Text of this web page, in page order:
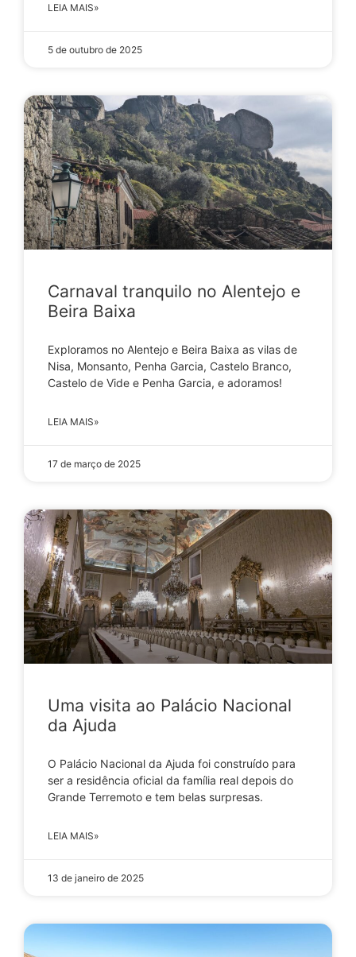
LEIA MAIS»
5 de outubro de 2025
Carnaval tranquilo no Alentejo e
Beira Baixa
Exploramos no Alentejo e Beira Baixa as vilas de
Nisa, Monsanto, Penha Garcia, Castelo Branco,
Castelo de Vide e Penha Garcia, e adoramos!
LEIA MAIS»
17 de março de 2025
Uma visita ao Palácio Nacional
da Ajuda
O Palácio Nacional da Ajuda foi construído para
ser a residência oficial da família real depois do
Grande Terremoto e tem belas surpresas.
LEIA MAIS»
13 de janeiro de 2025